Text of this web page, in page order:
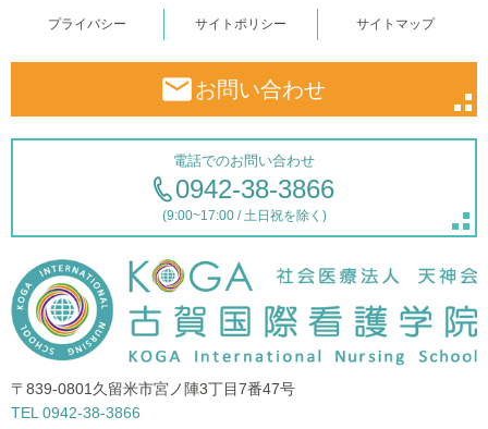
プライバシー サイトポリシー サイトマップ
お問い合わせ
電話でのお問い合わせ
0942-38-3866
(9:00~17:00 / 土日祝を除く)
〒839-0801久留米市宮ノ陣3丁目7番47号
TEL 0942-38-3866